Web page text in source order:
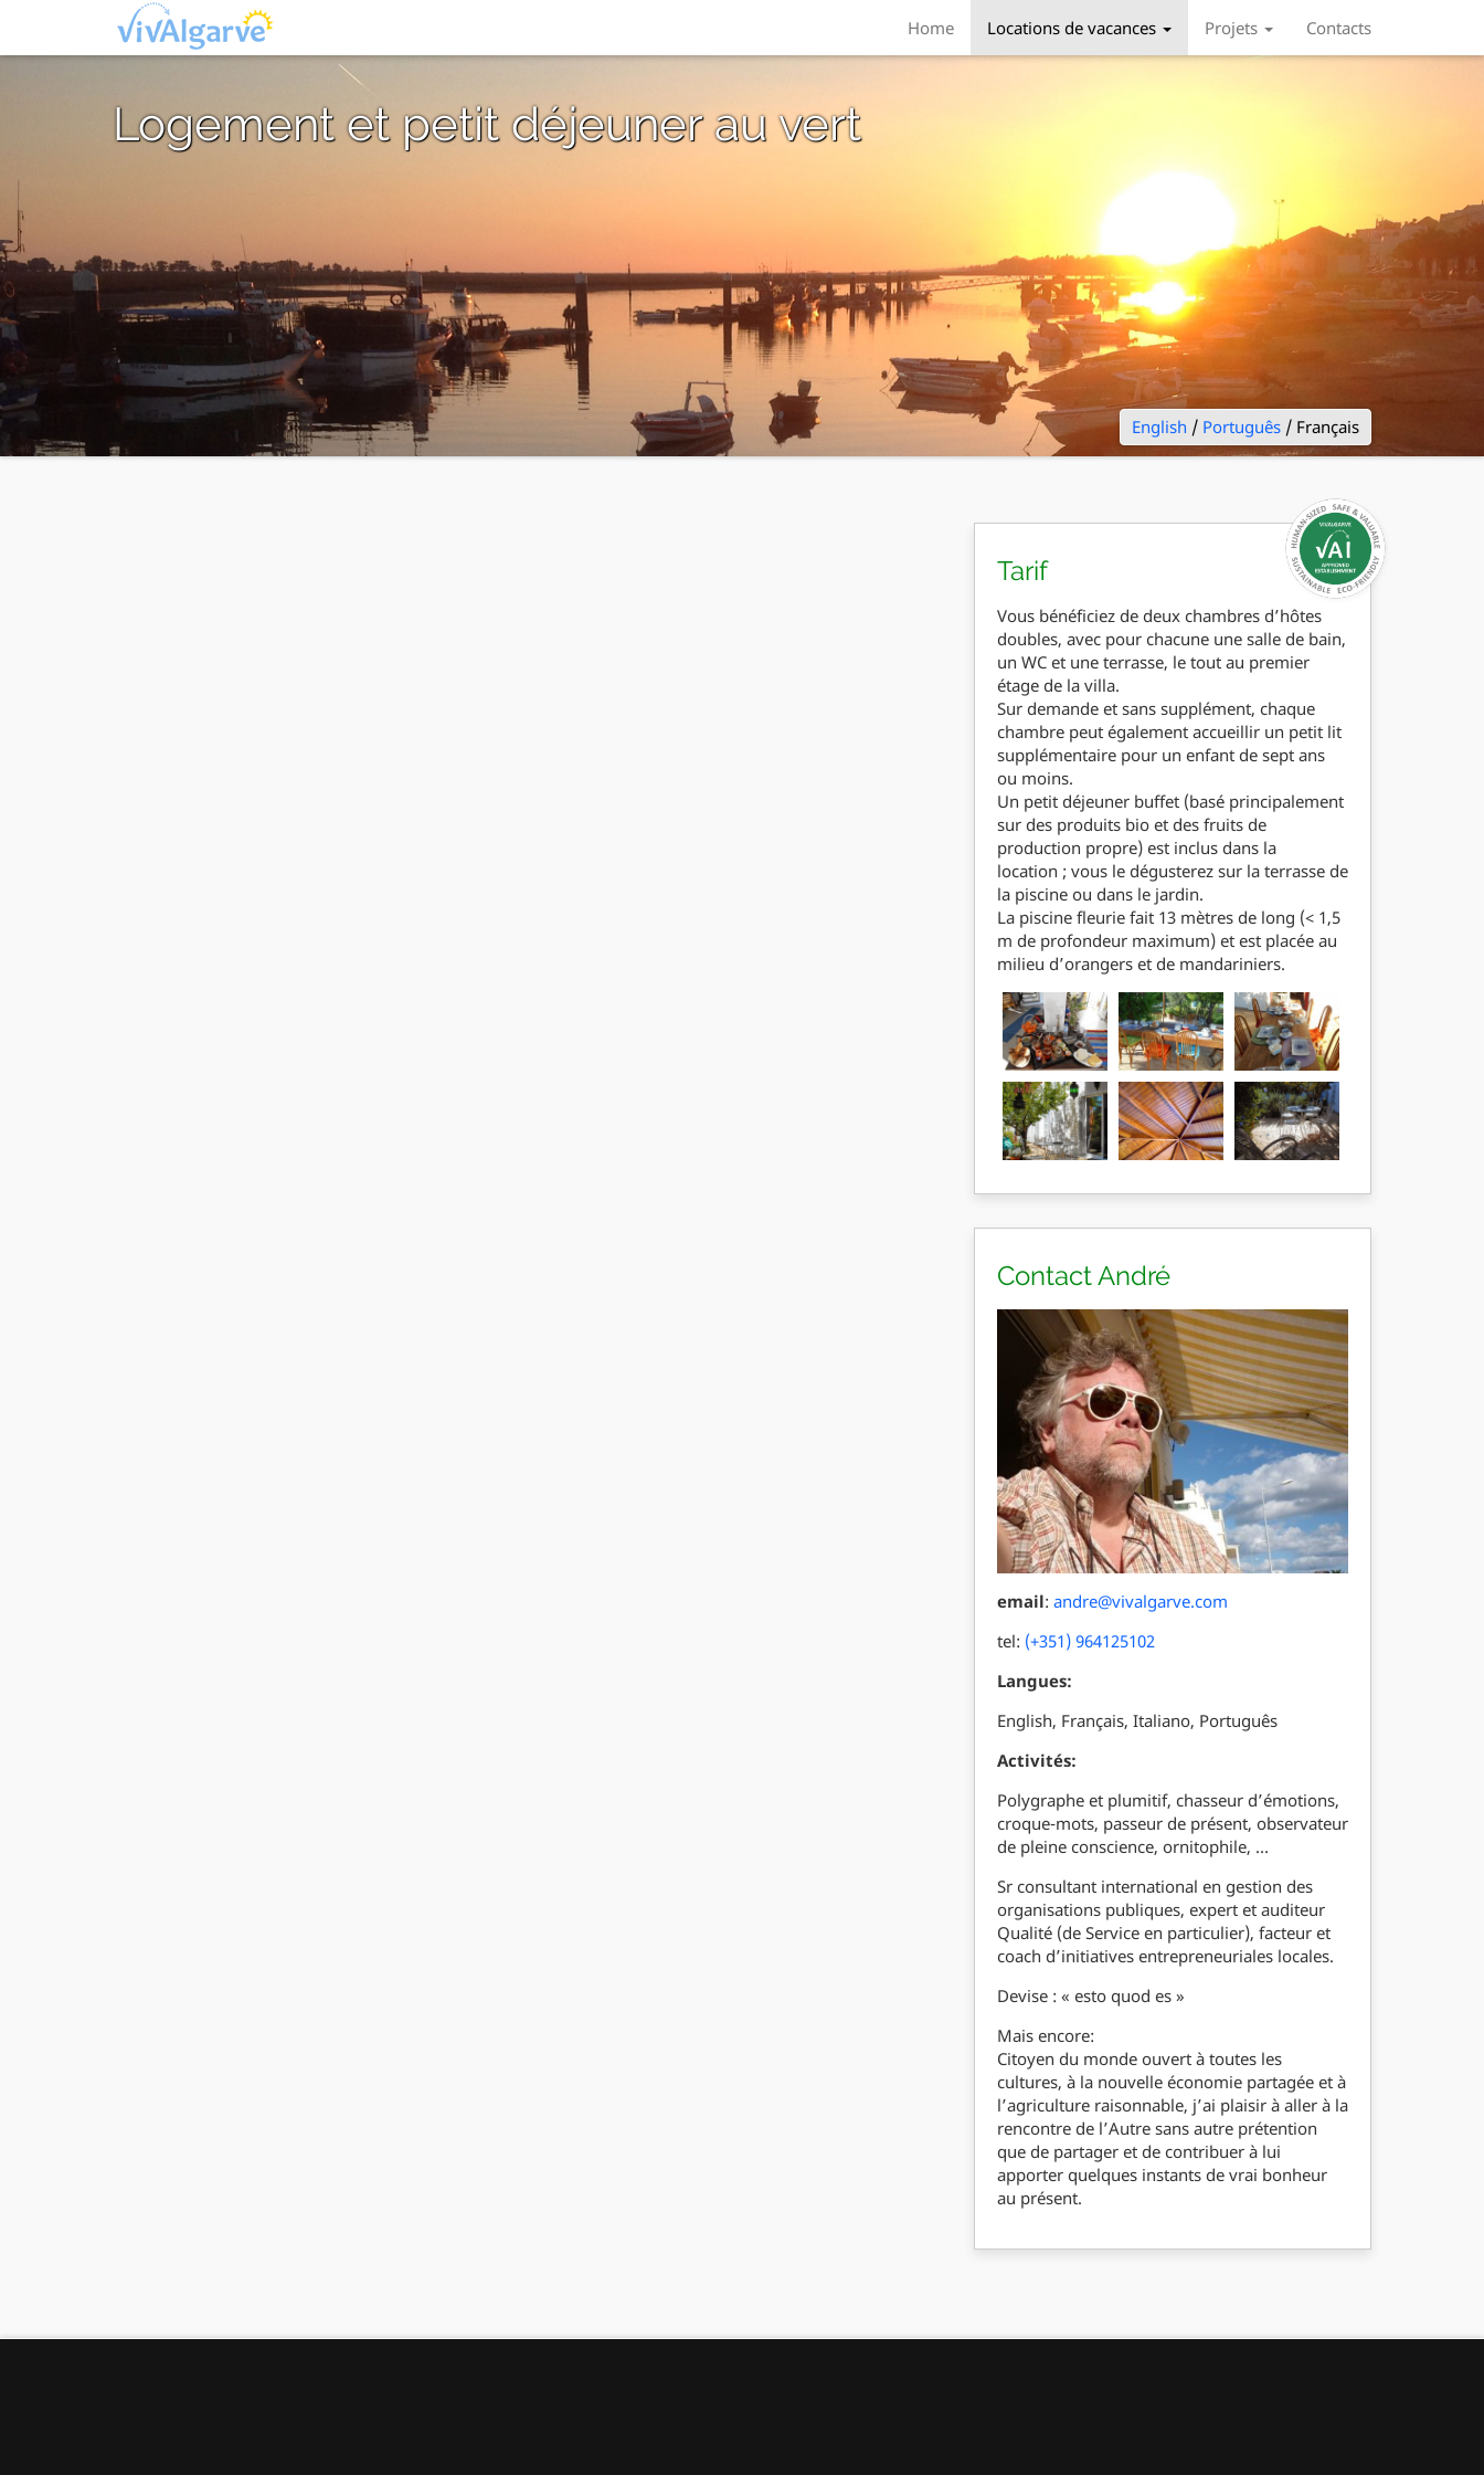
Home Locations de vacances Projets Contacts
Logement et petit déjeuner au vert
English / Português / Français
Tarif
Vous bénéficiez de deux chambres d’hôtes
doubles, avec pour chacune une salle de bain,
un WC et une terrasse, le tout au premier
étage de la villa.
Sur demande et sans supplément, chaque
chambre peut également accueillir un petit lit
supplémentaire pour un enfant de sept ans
ou moins.
Un petit déjeuner buffet (basé principalement
sur des produits bio et des fruits de
production propre) est inclus dans la
location ; vous le dégusterez sur la terrasse de
la piscine ou dans le jardin.
La piscine fleurie fait 13 mètres de long (< 1,5
m de profondeur maximum) et est placée au
milieu d’orangers et de mandariniers.
Contact André
email: andre@vivalgarve.com
tel: (+351) 964125102
Langues:
English, Français, Italiano, Português
Activités:
Polygraphe et plumitif, chasseur d’émotions,
croque-mots, passeur de présent, observateur
de pleine conscience, ornitophile, …
Sr consultant international en gestion des
organisations publiques, expert et auditeur
Qualité (de Service en particulier), facteur et
coach d’initiatives entrepreneuriales locales.
Devise : « esto quod es »
Mais encore:
Citoyen du monde ouvert à toutes les
cultures, à la nouvelle économie partagée et à
l’agriculture raisonnable, j’ai plaisir à aller à la
rencontre de l’Autre sans autre prétention
que de partager et de contribuer à lui
apporter quelques instants de vrai bonheur
au présent.